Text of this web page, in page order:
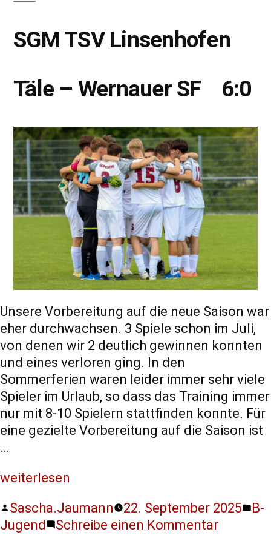
SGM TSV Linsenhofen
Täle – Wernauer SF 6:0
Unsere Vorbereitung auf die neue Saison war
eher durchwachsen. 3 Spiele schon im Juli,
von denen wir 2 deutlich gewinnen konnten
und eines verloren ging. In den
Sommerferien waren leider immer sehr viele
Spieler im Urlaub, so dass das Training immer
nur mit 8-10 Spielern stattfinden konnte. Für
eine gezielte Vorbereitung auf die Saison ist
…
weiterlesen
Sascha.Jaumann
22. September 2025
B-
Jugend
Schreibe einen Kommentar